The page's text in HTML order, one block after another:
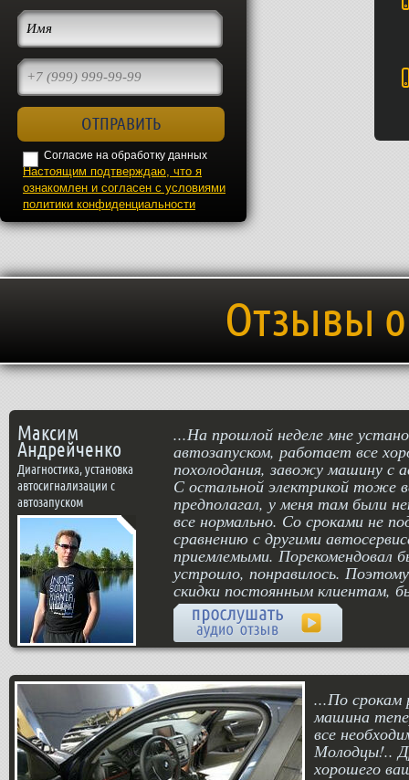
Согласие на обработку данных
Настоящим подтверждаю, что я
ознакомлен и согласен с условиями
политики конфиденциальности
Отзывы
...На прошлой неделе мне
автозапуском, работает все
похолодания, завожу машину с
С остальной электрикой тоже
предполагал, у меня там были
все нормально. Со сроками не
сравнению с другими
приемлемыми. Порекомендовал
устроило, понравилось.
скидки постоянным клиентам,
Максим
Андрейченко
Диагностика, установка
автосигнализации с
автозапуском
...По срокам
машина
все
Молодцы!..
хорошего